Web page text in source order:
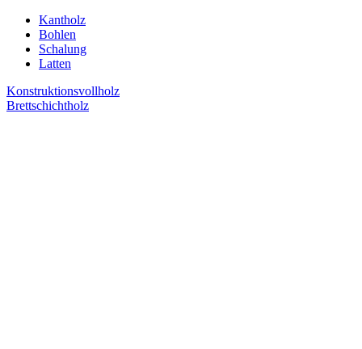
Kantholz
Bohlen
Schalung
Latten
Konstruktionsvollholz
Brettschichtholz